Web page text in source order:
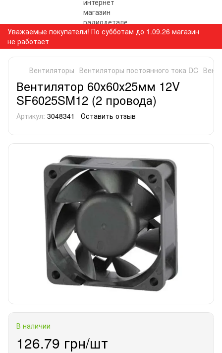
Уважаемые покупатели! По субботам до 1.09.26 магазин
не работает
Вентиляторы Вентиляторы постоянного тока DC
Вентилятор 60х60х25мм 12V
SF6025SM12 (2 провода)
Артикул: 3048341 Оставить отзыв
В наличии
126.79 грн/шт